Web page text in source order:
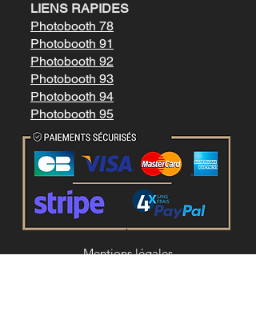
LIENS RAPIDES
Photobooth 78
Photobooth 91
Photobooth 92
Photobooth 93
Photobooth 94
Photobooth 95
Mentions légales